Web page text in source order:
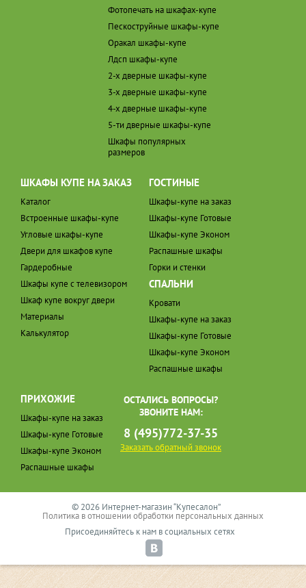
Фотопечать на шкафах-купе
Пескоструйные шкафы-купе
Оракал шкафы-купе
Лдсп шкафы-купе
2-х дверные шкафы-купе
3-х дверные шкафы-купе
4-х дверные шкафы-купе
5-ти дверные шкафы-купе
Шкафы популярных
размеров
ШКАФЫ КУПЕ НА ЗАКАЗ
Каталог
Встроенные шкафы-купе
Угловые шкафы-купе
Двери для шкафов купе
Гардеробные
Шкафы купе с телевизором
Шкаф купе вокруг двери
Материалы
Калькулятор
ГОСТИНЫЕ
Шкафы-купе на заказ
Шкафы-купе Готовые
Шкафы-купе Эконом
Распашные шкафы
Горки и стенки
СПАЛЬНИ
Кровати
Шкафы-купе на заказ
Шкафы-купе Готовые
Шкафы-купе Эконом
Распашные шкафы
ПРИХОЖИЕ
Шкафы-купе на заказ
Шкафы-купе Готовые
Шкафы-купе Эконом
Распашные шкафы
ОСТАЛИСЬ ВОПРОСЫ?
ЗВОНИТЕ НАМ:
8 (495)772-37-35
Заказать обратный звонок
© 2026 Интернет-магазин “Купесалон”
Политика в отношении обработки персональных данных
Присоединяйтесь к нам в социальных сетях